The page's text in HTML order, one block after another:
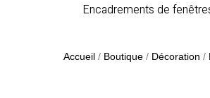
Encadrements de
Accueil / Boutique / Décoration /